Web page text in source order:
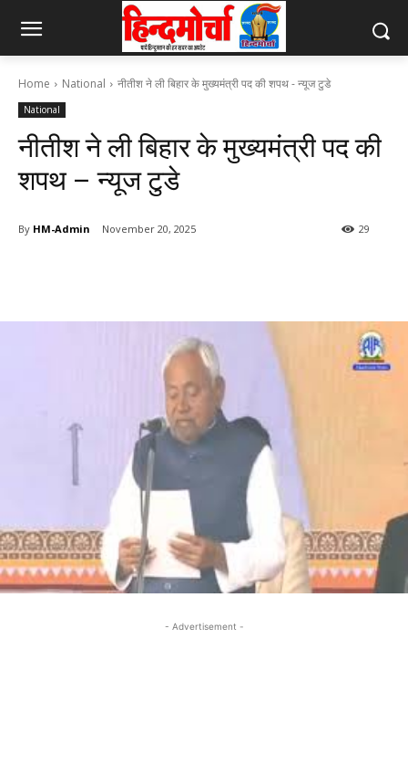
Home National नीतीश ने ली बिहार के मुख्यमंत्री पद की शपथ - न्यूज टुडे
National
नीतीश ने ली बिहार के मुख्यमंत्री पद की
शपथ – न्यूज टुडे
By HM-Admin November 20, 2025 29
- Advertisement -